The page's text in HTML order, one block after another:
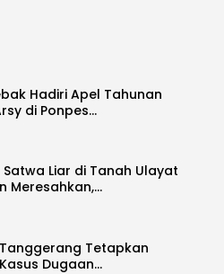
Hadiri Apel Tahunan
di Ponpes…
Liar di Tanah Ulayat
Meresahkan,…
Tetapkan
Dugaan…